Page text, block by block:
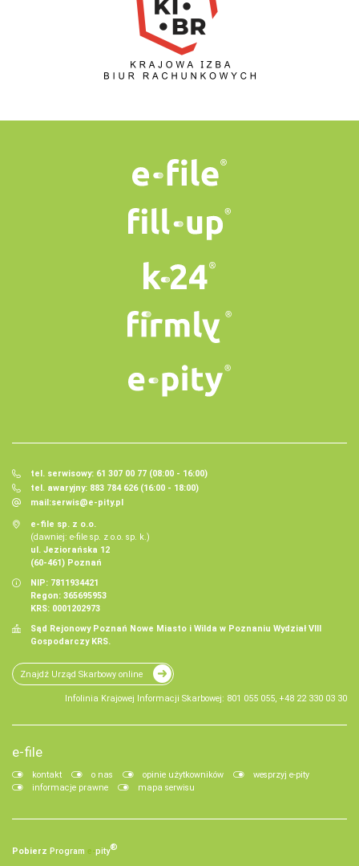
tel. serwisowy: 61 307 00 77 (08:00 - 16:00)
tel. awaryjny: 883 784 626 (16:00 - 18:00)
mail:serwis@e-pity.pl
e-file sp. z o.o.
(dawniej: e-file sp. z o.o. sp. k.)
ul. Jeziorańska 12
(60-461) Poznań
NIP: 7811934421
Regon: 365695953
KRS: 0001202973
Sąd Rejonowy Poznań Nowe Miasto i Wilda w Poznaniu Wydział VIII
Gospodarczy KRS.
Znajdź Urząd Skarbowy online
Infolinia Krajowej Informacji Skarbowej: 801 055 055, +48 22 330 03 30
e-file
kontakt o nas opinie użytkowników
wesprzyj e-pity
informacje prawne
mapa serwisu
Pobierz Program e‑pity®